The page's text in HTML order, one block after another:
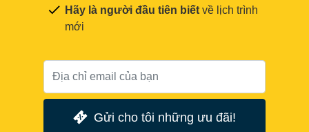
Hãy là người đầu tiên biết về lịch trình
mới
Gửi cho tôi những ưu đãi!